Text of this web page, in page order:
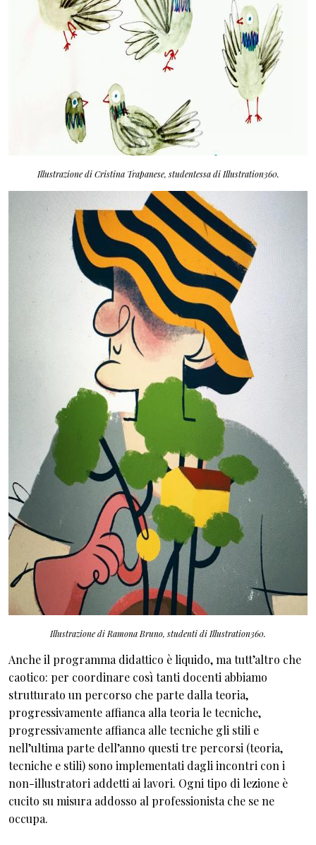
Illustrazione di Cristina Trapanese, studentessa di Illustration360.
Illustrazione di Ramona Bruno, studenti di Illustration360.
Anche il programma didattico è liquido, ma tutt’altro che
caotico: per coordinare così tanti docenti abbiamo
strutturato un percorso che parte dalla teoria,
progressivamente affianca alla teoria le tecniche,
progressivamente affianca alle tecniche gli stili e
nell’ultima parte dell’anno questi tre percorsi (teoria,
tecniche e stili) sono implementati dagli incontri con i
non-illustratori addetti ai lavori. Ogni tipo di lezione è
cucito su misura addosso al professionista che se ne
occupa.